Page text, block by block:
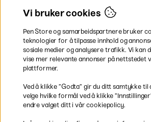
* Spesifikke
voluminøse
Vi bruker cookies
Pen Store og samarbeidspartnere bruker
teknologier for å tilpasse innhold og
sosiale medier og analysere trafikk. Vi kan
vise mer relevante annonser på nettstedet
plattformer.
Ved å klikke ”Godta” gir du ditt samtykke til
velge hvilke formål ved å klikke
endre valget ditt i vår cookiepolicy.